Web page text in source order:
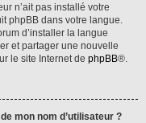
n’ait pas installé votre
phpBB dans votre langue.
d’installer la langue
et partager une nouvelle
le site Internet de phpBB®.
mon nom d’utilisateur ?